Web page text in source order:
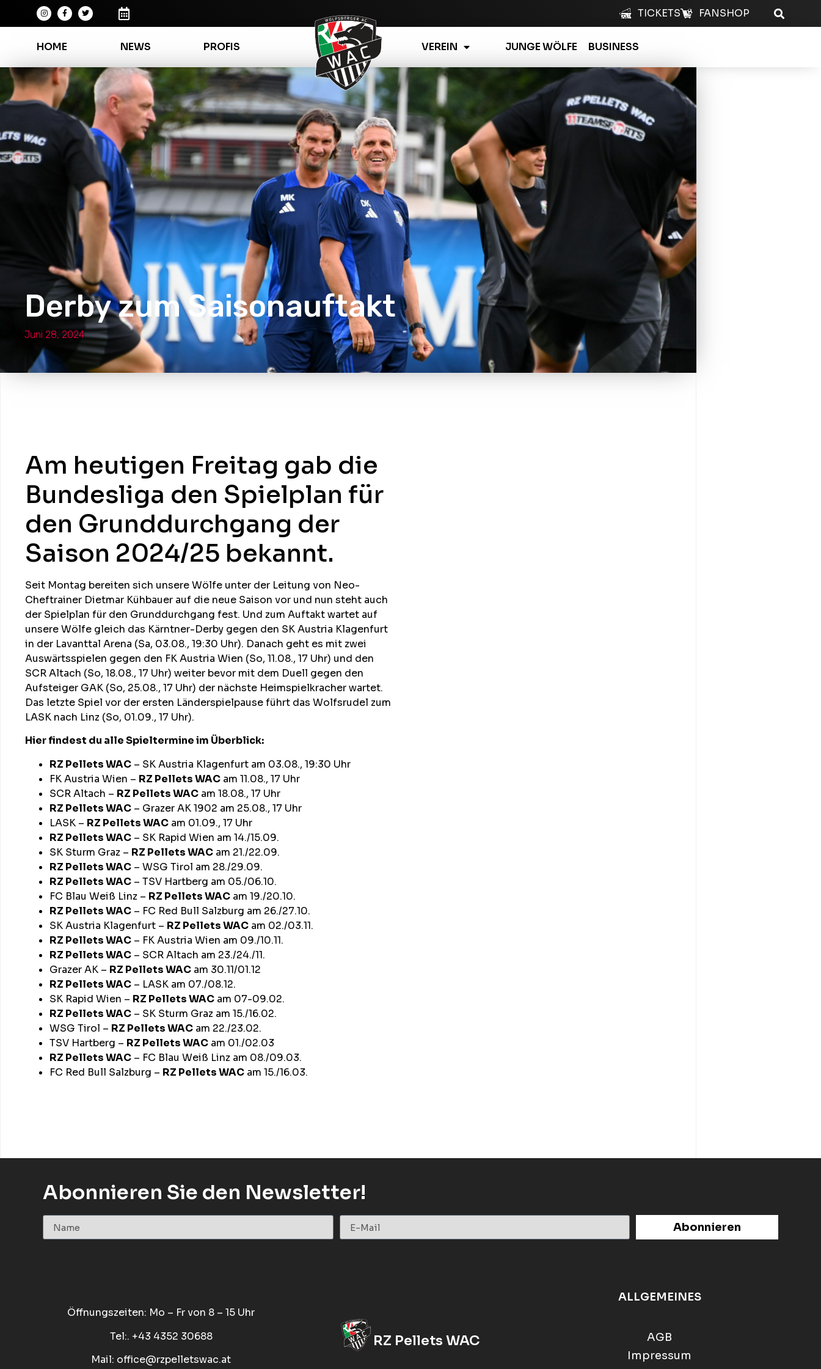
TICKETS FANSHOP
HOME NEWS PROFIS VEREIN JUNGE WÖLFE BUSINESS
Derby zum Saisonauftakt
Juni 28, 2024
Am heutigen Freitag gab die
Bundesliga den Spielplan für
den Grunddurchgang der
Saison 2024/25 bekannt.
Seit Montag bereiten sich unsere Wölfe unter der Leitung von Neo-
Cheftrainer Dietmar Kühbauer auf die neue Saison vor und nun steht auch
der Spielplan für den Grunddurchgang fest. Und zum Auftakt wartet auf
unsere Wölfe gleich das Kärntner-Derby gegen den SK Austria Klagenfurt
in der Lavanttal Arena (Sa, 03.08., 19:30 Uhr). Danach geht es mit zwei
Auswärtsspielen gegen den FK Austria Wien (So, 11.08., 17 Uhr) und den
SCR Altach (So, 18.08., 17 Uhr) weiter bevor mit dem Duell gegen den
Aufsteiger GAK (So, 25.08., 17 Uhr) der nächste Heimspielkracher wartet.
Das letzte Spiel vor der ersten Länderspielpause führt das Wolfsrudel zum
LASK nach Linz (So, 01.09., 17 Uhr).
Hier findest du alle Spieltermine im Überblick:
RZ Pellets WAC – SK Austria Klagenfurt am 03.08., 19:30 Uhr
FK Austria Wien – RZ Pellets WAC am 11.08., 17 Uhr
SCR Altach – RZ Pellets WAC am 18.08., 17 Uhr
RZ Pellets WAC – Grazer AK 1902 am 25.08., 17 Uhr
LASK – RZ Pellets WAC am 01.09., 17 Uhr
RZ Pellets WAC – SK Rapid Wien am 14./15.09.
SK Sturm Graz – RZ Pellets WAC am 21./22.09.
RZ Pellets WAC – WSG Tirol am 28./29.09.
RZ Pellets WAC – TSV Hartberg am 05./06.10.
FC Blau Weiß Linz – RZ Pellets WAC am 19./20.10.
RZ Pellets WAC – FC Red Bull Salzburg am 26./27.10.
SK Austria Klagenfurt – RZ Pellets WAC am 02./03.11.
RZ Pellets WAC – FK Austria Wien am 09./10.11.
RZ Pellets WAC – SCR Altach am 23./24./11.
Grazer AK – RZ Pellets WAC am 30.11/01.12
RZ Pellets WAC – LASK am 07./08.12.
SK Rapid Wien – RZ Pellets WAC am 07-09.02.
RZ Pellets WAC – SK Sturm Graz am 15./16.02.
WSG Tirol – RZ Pellets WAC am 22./23.02.
TSV Hartberg – RZ Pellets WAC am 01./02.03
RZ Pellets WAC – FC Blau Weiß Linz am 08./09.03.
FC Red Bull Salzburg – RZ Pellets WAC am 15./16.03.
Abonnieren Sie den Newsletter!
Abonnieren
Öffnungszeiten: Mo – Fr von 8 – 15 Uhr
Tel:. +43 4352 30688
Mail: office@rzpelletswac.at
RZ Pellets WAC
ALLGEMEINES
AGB
Impressum